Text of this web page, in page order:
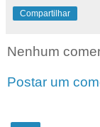
Compartilhar
Nenhum
Postar um